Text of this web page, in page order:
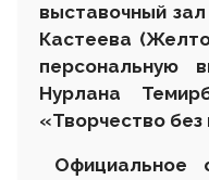
выставочный
Кастеева
персональную
Нурлана
«Творчество без
Официальное